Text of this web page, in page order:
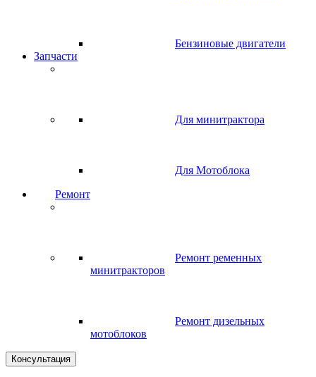
Бензиновые двигатели
Запчасти
Для минитрактора
Для Мотоблока
Ремонт
Ремонт ременных
минитракторов
Ремонт дизельных
мотоблоков
Консультация